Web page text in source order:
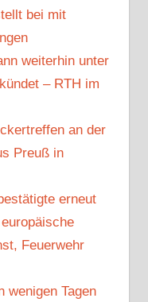
bei mit
weiterhin unter
– RTH im
an der
Preuß in
erneut
Feuerwehr
wenigen Tagen